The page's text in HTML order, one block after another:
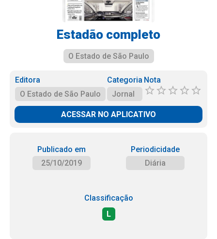
Estadão completo
O Estado de São Paulo
Editora
O Estado de São Paulo
Categoria
Jornal
Nota
ACESSAR NO APLICATIVO
Publicado em
25/10/2019
Periodicidade
Diária
Classificação
L